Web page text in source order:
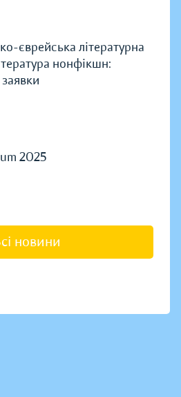
єврейська літературна
нонфікшн:
2025
новини